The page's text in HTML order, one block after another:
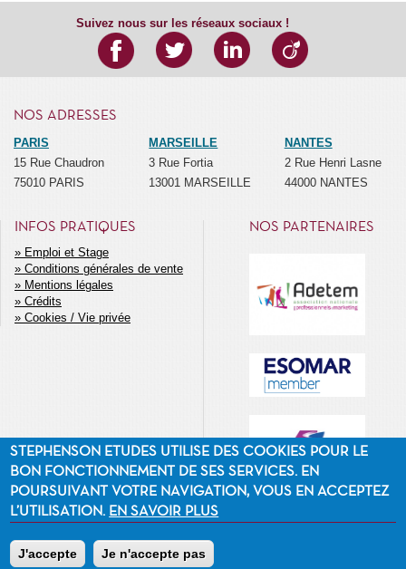
Suivez nous sur les réseaux sociaux !
NOS ADRESSES
PARIS
15 Rue Chaudron
75010 PARIS
MARSEILLE
3 Rue Fortia
13001 MARSEILLE
NANTES
2 Rue Henri Lasne
44000 NANTES
INFOS PRATIQUES
MENU
SECONDAIRE
Emploi et Stage
Conditions générales de vente
Mentions légales
Crédits
Cookies / Vie privée
NOS PARTENAIRES
©2014 Stephenson Etudes
STEPHENSON ETUDES UTILISE DES COOKIES POUR LE
BON FONCTIONNEMENT DE SES SERVICES. EN
POURSUIVANT VOTRE NAVIGATION, VOUS EN ACCEPTEZ
L’UTILISATION. EN SAVOIR PLUS
J'accepte Je n'accepte pas